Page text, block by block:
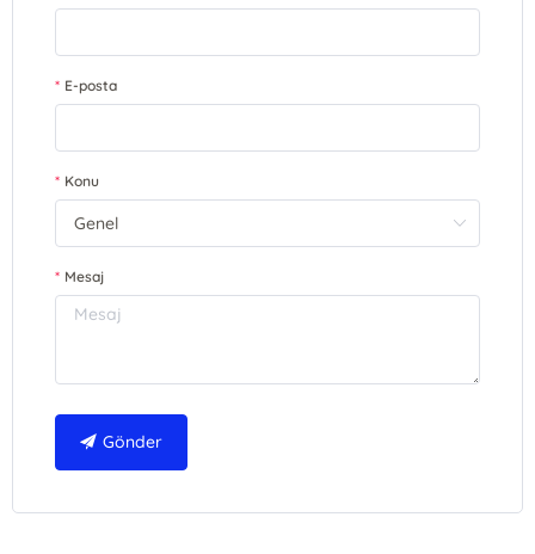
E-posta
Konu
Mesaj
Gönder